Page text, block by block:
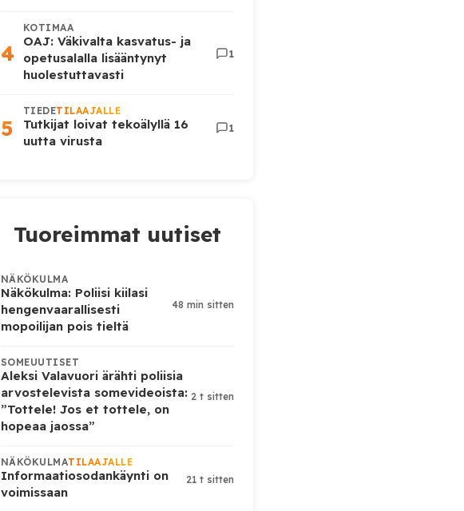
4
KOTIMAA
OAJ: Väkivalta kasvatus- ja
opetusalalla lisääntynyt
huolestuttavasti
1
5
TIEDETILAAJALLE
Tutkijat loivat tekoälyllä 16
uutta virusta
1
Tuoreimmat uutiset
NÄKÖKULMA
Näkökulma: Poliisi kiilasi
hengenvaarallisesti
mopoilijan pois tieltä
48 min sitten
SOMEUUTISET
Aleksi Valavuori ärähti poliisia
arvostelevista somevideoista:
”Tottele! Jos et tottele, on
hopeaa jaossa”
2 t sitten
NÄKÖKULMATILAAJALLE
Informaatiosodankäynti on
voimissaan
21 t sitten